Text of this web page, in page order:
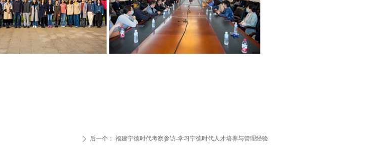
ꄲ 后一个： 福建宁德时代考察参访-学习宁德时代人才培养与管理经验